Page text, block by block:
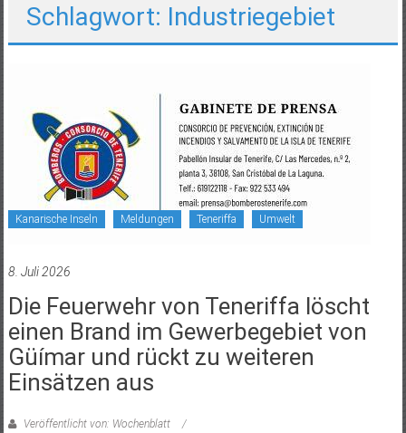
Kanarischen
Inseln
Schlagwort: Industriegebiet
Kanarische Inseln Meldungen Teneriffa Umwelt
8. Juli 2026
Die Feuerwehr von Teneriffa löscht
einen Brand im Gewerbegebiet von
Güímar und rückt zu weiteren
Einsätzen aus
Veröffentlicht von: Wochenblatt